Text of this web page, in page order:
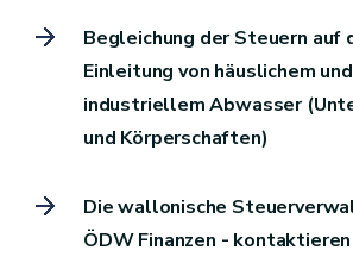
Begleichung der Steuern auf
Einleitung von häuslichem und
industriellem Abwasser
und Körperschaften)
Die wallonische
ÖDW Finanzen - kontaktieren